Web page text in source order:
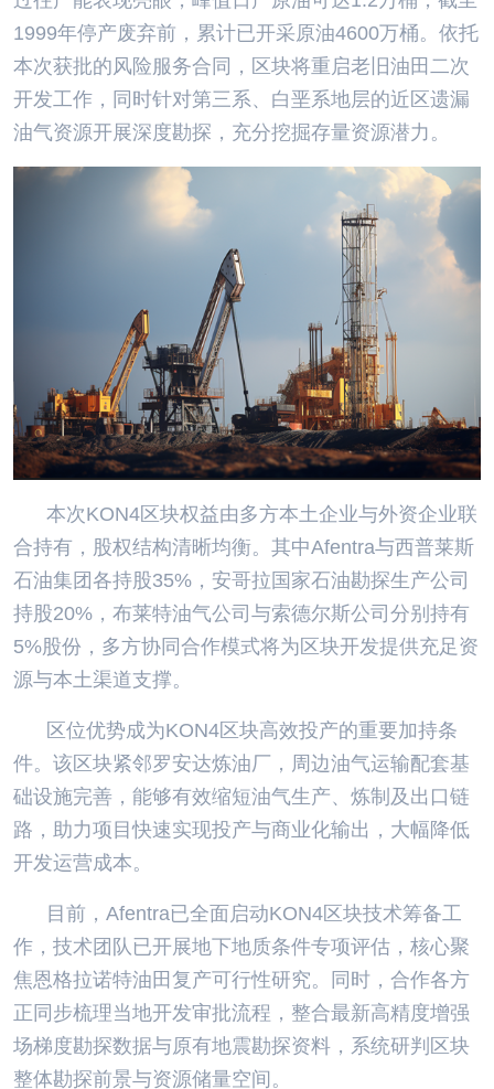
1999年停产废弃前，累计已开采原油4600万桶。依托
本次获批的风险服务合同，区块将重启老旧油田二次
开发工作，同时针对第三系、白垩系地层的近区遗漏
油气资源开展深度勘探，充分挖掘存量资源潜力。
本次KON4区块权益由多方本土企业与外资企业联
合持有，股权结构清晰均衡。其中Afentra与西普莱斯
石油集团各持股35%，安哥拉国家石油勘探生产公司
持股20%，布莱特油气公司与索德尔斯公司分别持有
5%股份，多方协同合作模式将为区块开发提供充足资
源与本土渠道支撑。
区位优势成为KON4区块高效投产的重要加持条
件。该区块紧邻罗安达炼油厂，周边油气运输配套基
础设施完善，能够有效缩短油气生产、炼制及出口链
路，助力项目快速实现投产与商业化输出，大幅降低
开发运营成本。
目前，Afentra已全面启动KON4区块技术筹备工
作，技术团队已开展地下地质条件专项评估，核心聚
焦恩格拉诺特油田复产可行性研究。同时，合作各方
正同步梳理当地开发审批流程，整合最新高精度增强
场梯度勘探数据与原有地震勘探资料，系统研判区块
整体勘探前景与资源储量空间。